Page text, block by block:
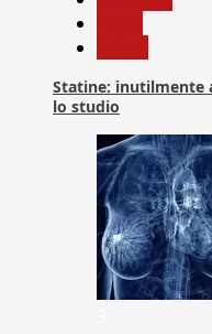
Statine:
lo studio